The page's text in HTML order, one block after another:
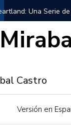
Una Serie
Fleming-
Mirabal y
Mirabal en la
Castro
Versión en